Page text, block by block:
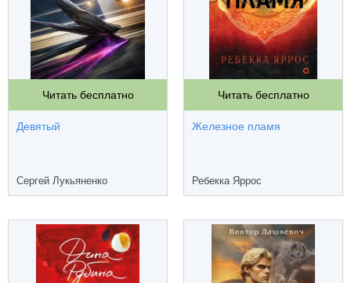
Читать бесплатно
Девятый
Сергей Лукьяненко
Читать бесплатно
Железное пламя
Ребекка Яррос